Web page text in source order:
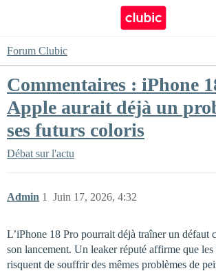
Forum Clubic
Commentaires : iPhone
Apple aurait déjà un
ses futurs coloris
Débat sur l'actu
Admin Juin 17, 2026, 4:32
1
L’iPhone 18 Pro pourrait déjà traîner un défaut
son lancement. Un leaker réputé affirme que
risquent de souffrir des mêmes problèmes de